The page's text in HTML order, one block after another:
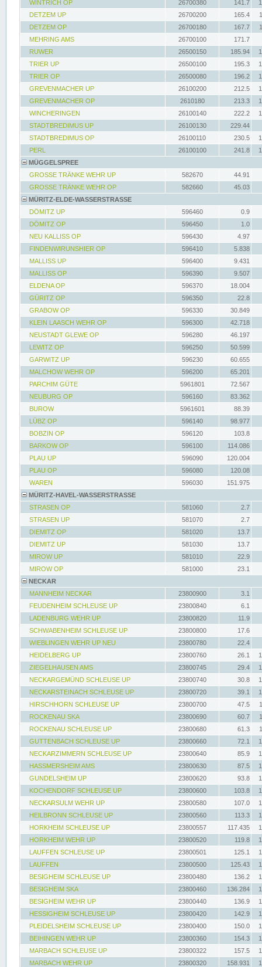
WINTRICH OP
26700380 141.7
DETZEM UP
26700200 165.4
DETZEM OP
26700180 167.7
MEHRING AMS
26700100
171.7
RUWER
26500150 185.94
TRIER UP
26500100 195.3
TRIER OP
26500080 196.2
GREVENMACHER UP
26100200 212.5
GREVENMACHER OP
2610180 213.3
WINCHERINGEN
26100140 222.2
STADTBREDIMUS UP
26100130
229.44
STADTBREDIMUS OP
26100110 230.5
PERL
26100100 241.8
MÜGGELSPREE
GROSSE TRÄNKE WEHR UP
582670
44.91
GROSSE TRÄNKE WEHR OP
582660
45.03
MÜRITZ-ELDE-WASSERSTRASSE
DÖMITZ UP
596460
0.9
DÖMITZ OP
596450
1.0
NEU KALLISS OP
596430
4.97
FINDENWIRUNSHIER OP
596410
5.838
MALLISS UP
596400
9.431
MALLISS OP
596390
9.507
ELDENA OP
596370
18.004
GÜRITZ OP
596350
22.8
GRABOW OP
596330
30.849
KLEIN LAASCH WEHR OP
596300
42.718
NEUSTADT GLEWE OP
596280
46.197
LEWITZ OP
596250
50.599
GARWITZ UP
596230
60.655
MALCHOW WEHR OP
596200
65.201
PARCHIM GÜTE
5961801
72.567
NEUBURG OP
596160
83.362
BUROW
5961601
88.39
LÜBZ OP
596140
98.977
BOBZIN OP
596120
103.8
BARKOW OP
596100
114.086
PLAU UP
596090
120.004
PLAU OP
596080
120.08
WAREN
596030
151.975
MÜRITZ-HAVEL-WASSERSTRASSE
STRASEN OP
581060
2.7
STRASEN UP
581070
2.7
DIEMITZ OP
581020
13.7
DIEMITZ UP
581030
13.7
MIROW UP
581010
22.9
MIROW OP
581000
23.1
NECKAR
MANNHEIM NECKAR
23800900
3.1
FEUDENHEIM SCHLEUSE UP
23800840
6.1
LADENBURG WEHR UP
23800820
11.9
SCHWABENHEIM SCHLEUSE UP
23800800
17.6
WIEBLINGEN WEHR UP NEU
23800780
22.4
HEIDELBERG UP
23800760 26.1
ZIEGELHAUSEN AMS
23800745 29.4
NECKARGEMÜND SCHLEUSE UP
23800740 30.8
NECKARSTEINACH SCHLEUSE UP
23800720 39.1
HIRSCHHORN SCHLEUSE UP
23800700 47.5
ROCKENAU SKA
23800690 60.7
ROCKENAU SCHLEUSE UP
23800680 61.3
GUTTENBACH SCHLEUSE UP
23800660 72.1
NECKARZIMMERN SCHLEUSE UP
23800640 85.9
HASSMERSHEIM AMS
23800630 87.5
GUNDELSHEIM UP
23800620 93.8
KOCHENDORF SCHLEUSE UP
23800600 103.8
NECKARSULM WEHR UP
23800580 107.0
HEILBRONN SCHLEUSE UP
23800560 113.3
HORKHEIM SCHLEUSE UP
23800557 117.435
HORKHEIM WEHR UP
23800520 119.8
LAUFFEN SCHLEUSE UP
23800501 125.1
LAUFFEN
23800500 125.43
BESIGHEIM SCHLEUSE UP
23800480 136.2
BESIGHEIM SKA
23800460 136.284
BESIGHEIM WEHR UP
23800440 136.9
HESSIGHEIM SCHLEUSE UP
23800420 142.9
PLEIDELSHEIM SCHLEUSE UP
23800400 150.0
BEIHINGEN WEHR UP
23800360 154.3
MARBACH SCHLEUSE UP
23800322 157.5
MARBACH WEHR UP
23800320 158.931